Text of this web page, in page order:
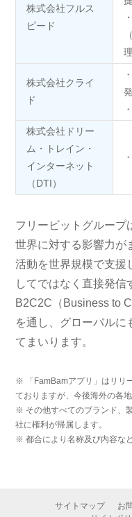
株式会社フルス
ピード
株式会社クライ
ド
発
株式会社ドリー
ム・トレイン・
インターネット
（DTI）
フリービットグループ
世界に対する影響力が
活動を世界規模で支援
してではなく直接発信
B2C2C（Business to
を通し、グローバルに
てまいります。
※ 「FamBamアプリ」はリリ
ておりますが、今後海外の各
※ その他すべてのブランド、
社に権利が帰属します。
※ 都合により名称及び内容な
サイトマップ お